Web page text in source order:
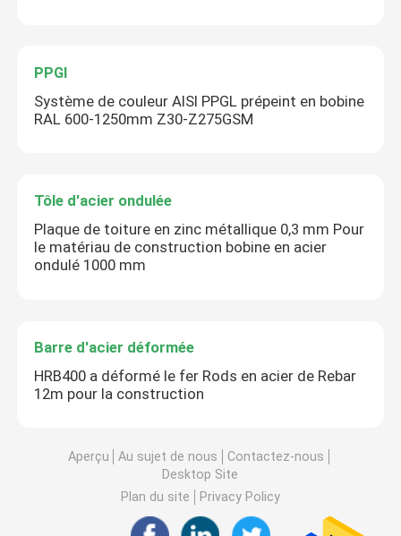
PPGI
Système de couleur AISI PPGL prépeint en bobine
RAL 600-1250mm Z30-Z275GSM
Tôle d'acier ondulée
Plaque de toiture en zinc métallique 0,3 mm Pour
le matériau de construction bobine en acier
ondulé 1000 mm
Barre d'acier déformée
HRB400 a déformé le fer Rods en acier de Rebar
12m pour la construction
Aperçu Au sujet de nous
Contactez-nous
Desktop Site
Plan du site
Privacy Policy